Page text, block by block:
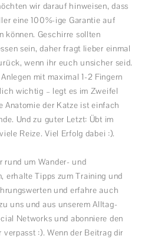
wir darauf hinweisen, dass
eine 100%-ige Garantie auf
können. Geschirre sollten
sein, daher fragt lieber einmal
wenn ihr euch unsicher seid.
mit maximal 1-2 Fingern
wichtig – legt es im Zweifel
Anatomie der Katze ist einfach
Und zu guter Letzt: Übt im
Reize. Viel Erfolg dabei :).
rund um Wander- und
erhalte Tipps zum Training und
und erfahre auch
uns und aus unserem Alltag-
Networks und abonniere den
:). Wenn der Beitrag dir